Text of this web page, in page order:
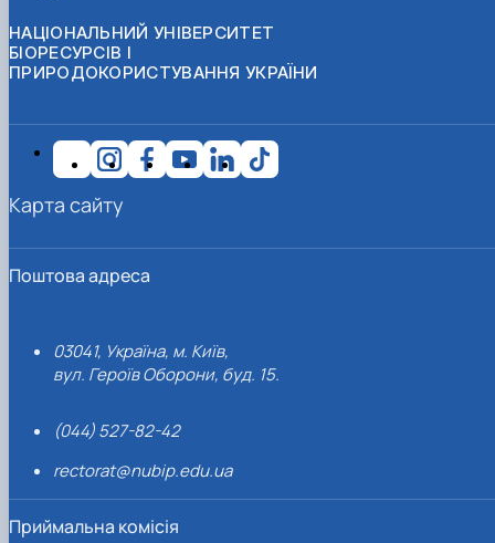
НАЦІОНАЛЬНИЙ УНІВЕРСИТЕТ
БІОРЕСУРСІВ І
ПРИРОДОКОРИСТУВАННЯ УКРАЇНИ
Поштова адреса
03041, Україна, м. Київ,
вул. Героїв Оборони, буд. 15.
(044) 527-82-42
rectorat@nubip.edu.ua
Приймальна комісія
Карта сайту